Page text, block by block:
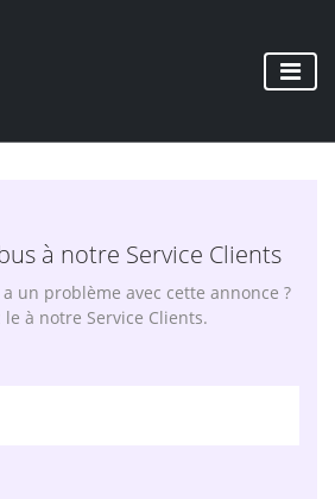
à notre Service Clients
un problème avec cette annonce ?
à notre Service Clients.